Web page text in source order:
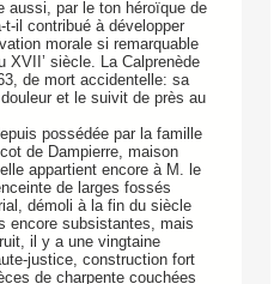
aussi, par le ton héroïque de
il contribué à développer
morale si remarquable
XVII’ siècle. La Calprenède
de mort accidentelle: sa
et le suivit de près au
possédée par la famille
de Dampierre, maison
appartient encore à M. le
de larges fossés
démoli à la fin du siècle
encore subsistantes, mais
il y a une vingtaine
justice, construction fort
de charpente couchées